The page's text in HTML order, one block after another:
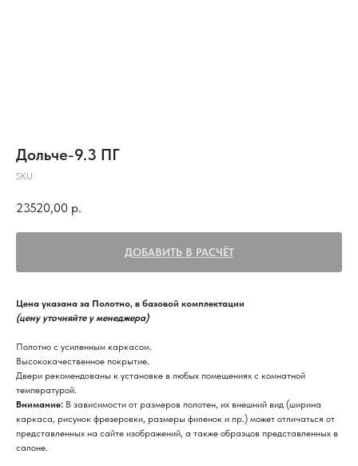
Дольче-9.3 ПГ
SKU:
23520,00 р.
ДОБАВИТЬ В РАСЧЁТ
Цена указана за Полотно, в базовой комплектации
(цену уточняйте у менеджера)
Полотно с усиленным каркасом.
Высококачественное покрытие.
Двери рекомендованы к установке в любых помещениях с комнатной
температурой.
Внимание: В зависимости от размеров полотен, их внешний вид (ширина
каркаса, рисунок фрезеровки, размеры филенок и пр.) может отличаться от
представленных на сайте изображений, а также образцов представленных в
салоне.